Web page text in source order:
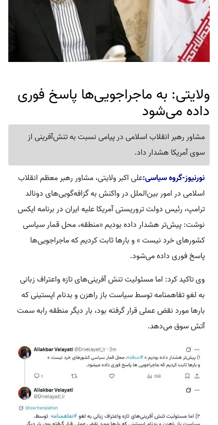
ولایتی: به ماجراجویی‌ها پاسخ فوری
داده می‌شود
مشاور رهبر انقلاب اسلامی در پیامی نسبت به تنش‌آفرینی از
سوی آمریکا هشدار داد.
نورنیوز-گروه سیاسی:علی اکبر ولایتی، مشاور رهبر معظم انقلاب
اسلامی در امور بین‌الملل در واکنش به گزافه‌گویی‌های دونالد
ترامپ، رئیس دولت تروریستی آمریکا علیه ایران در برنامه ایکس
نوشت: پیش‌تر هشدار داده بودیم «منطقه، محل قمار سیاسی
کشورهای خرد نیست » و بارها ثابت کردیم که ماجراجویی‌ها
پاسخ فوری داده می‌شود.
وی تاکید کرد: اما مسئولیت تنش آفرینی‌های تازه واعتراف زبانی
به لغو تفاهمنامه توسط سیاست باز راهزن و بدنام اپستینی که
بارها مورد نقض عملی قرار گرفته بود، بار دیگر منطقه رابه سمت
آتش سوق می‌دهد.